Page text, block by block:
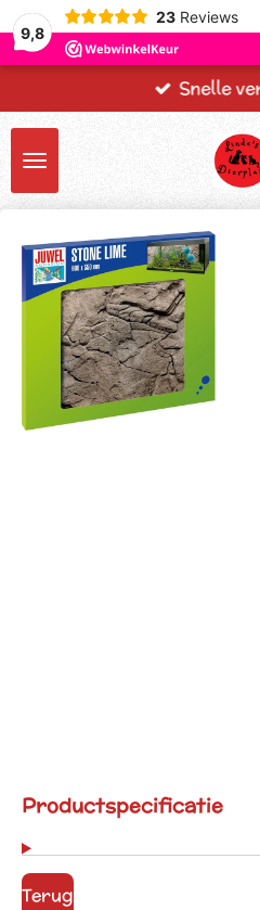
9,8
23 Reviews
Snelle
Productspecificatie
Terug